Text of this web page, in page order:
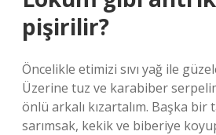
pişirilir?
Öncelikle etimizi sıvı yağ ile
Üzerine tuz ve karabiber
önlü arkalı kızartalım. Başka bir
sarımsak, kekik ve biberiye